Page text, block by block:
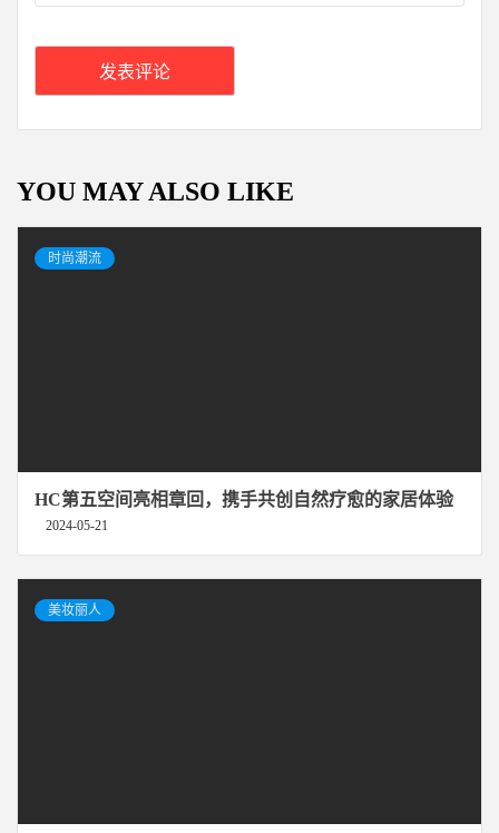
YOU MAY ALSO LIKE
时尚潮流
HC第五空间亮相章回，携手共创自然疗愈的家居体验
2024-05-21
美妆丽人